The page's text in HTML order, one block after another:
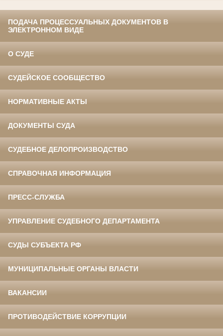
ПОДАЧА ПРОЦЕССУАЛЬНЫХ ДОКУМЕНТОВ В
ЭЛЕКТРОННОМ ВИДЕ
О СУДЕ
СУДЕЙСКОЕ СООБЩЕСТВО
НОРМАТИВНЫЕ АКТЫ
ДОКУМЕНТЫ СУДА
СУДЕБНОЕ ДЕЛОПРОИЗВОДСТВО
СПРАВОЧНАЯ ИНФОРМАЦИЯ
ПРЕСС-СЛУЖБА
УПРАВЛЕНИЕ СУДЕБНОГО ДЕПАРТАМЕНТА
СУДЫ СУБЪЕКТА РФ
МУНИЦИПАЛЬНЫЕ ОРГАНЫ ВЛАСТИ
ВАКАНСИИ
ПРОТИВОДЕЙСТВИЕ КОРРУПЦИИ